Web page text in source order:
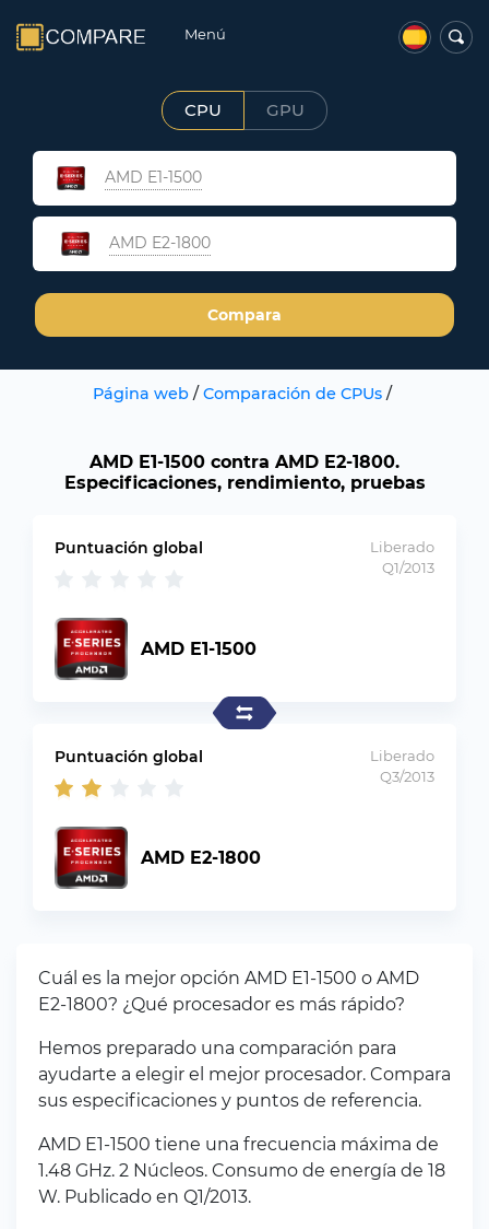
Menú
CPU GPU
AMD E1-1500
AMD E2-1800
Compara
Página web / Comparación de CPUs /
AMD E1-1500 contra AMD E2-1800.
Especificaciones, rendimiento, pruebas
Puntuación global
Liberado
Q1/2013
AMD E1-1500
Liberado
Q3/2013
Puntuación global
AMD E2-1800
Cuál es la mejor opción AMD E1-1500 o AMD
E2-1800? ¿Qué procesador es más rápido?
Hemos preparado una comparación para
ayudarte a elegir el mejor procesador. Compara
sus especificaciones y puntos de referencia.
AMD E1-1500 tiene una frecuencia máxima de
1.48 GHz. 2 Núcleos. Consumo de energía de 18
W. Publicado en Q1/2013.